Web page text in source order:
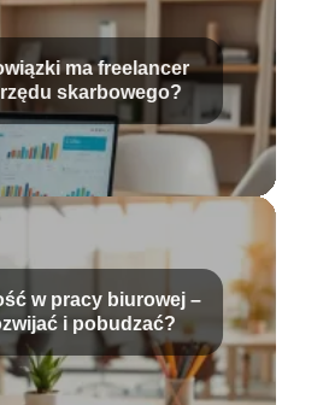
ma freelancer
skarbowego?
w pracy biurowej –
i pobudzać?